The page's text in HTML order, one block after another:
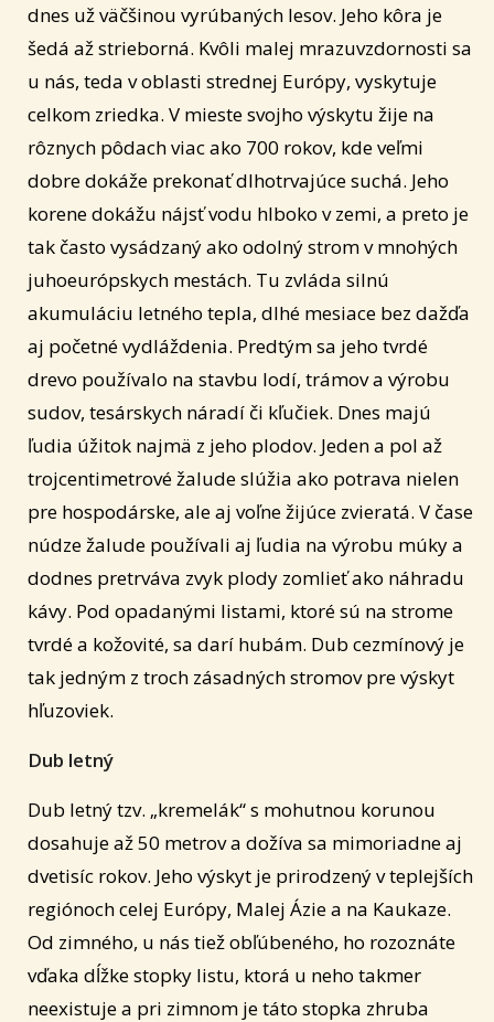
dnes už väčšinou vyrúbaných lesov. Jeho kôra je
šedá až strieborná. Kvôli malej mrazuvzdornosti sa
u nás, teda v oblasti strednej Európy, vyskytuje
celkom zriedka. V mieste svojho výskytu žije na
rôznych pôdach viac ako 700 rokov, kde veľmi
dobre dokáže prekonať dlhotrvajúce suchá. Jeho
korene dokážu nájsť vodu hlboko v zemi, a preto je
tak často vysádzaný ako odolný strom v mnohých
juhoeurópskych mestách. Tu zvláda silnú
akumuláciu letného tepla, dlhé mesiace bez dažďa
aj početné vydláždenia. Predtým sa jeho tvrdé
drevo používalo na stavbu lodí, trámov a výrobu
sudov, tesárskych náradí či kľučiek. Dnes majú
ľudia úžitok najmä z jeho plodov. Jeden a pol až
trojcentimetrové žalude slúžia ako potrava nielen
pre hospodárske, ale aj voľne žijúce zvieratá. V čase
núdze žalude používali aj ľudia na výrobu múky a
dodnes pretrváva zvyk plody zomlieť ako náhradu
kávy. Pod opadanými listami, ktoré sú na strome
tvrdé a kožovité, sa darí hubám. Dub cezmínový je
tak jedným z troch zásadných stromov pre výskyt
hľuzoviek.
Dub letný
Dub letný tzv. „kremelák“ s mohutnou korunou
dosahuje až 50 metrov a dožíva sa mimoriadne aj
dvetisíc rokov. Jeho výskyt je prirodzený v teplejších
regiónoch celej Európy, Malej Ázie a na Kaukaze.
Od zimného, u nás tiež obľúbeného, ho rozoznáte
vďaka dĺžke stopky listu, ktorá u neho takmer
neexistuje a pri zimnom je táto stopka zhruba